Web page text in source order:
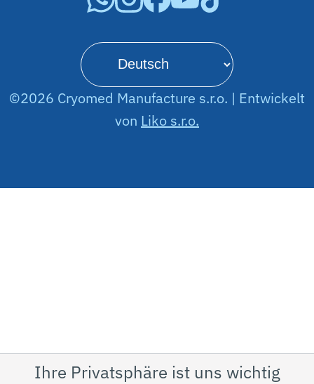
sich die Produkte in unserem Showroom an
und lassen Sie sich beraten, welche Lösung
am besten zu Ihrem Unternehmen passt.
Cryomed Manufacture s.r.o., Cyrila Minárika
+421 918 250 160
Ihre Privatsphäre ist uns wichtig